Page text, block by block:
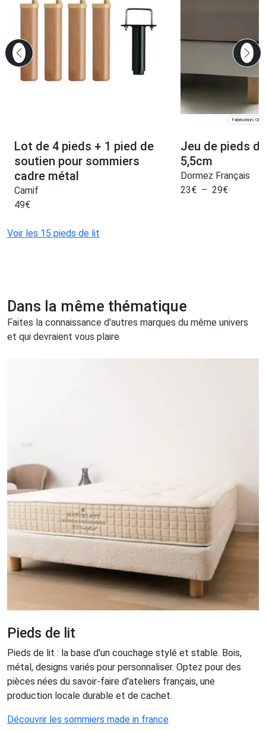
Lot de 4 pieds + 1 pied de
soutien pour sommiers
cadre métal
Camif
49€
Fabrication:
Jeu de pieds
5,5cm
Dormez Français
23€ – 29€
Voir les 15 pieds de lit
Dans la même thématique
Faites la connaissance d'autres marques du même univers
et qui devraient vous plaire
Pieds de lit
Pieds de lit : la base d'un couchage stylé et stable. Bois,
métal, designs variés pour personnaliser. Optez pour des
pièces nées du savoir-faire d'ateliers français, une
production locale durable et de cachet.
Découvrir les sommiers made in france